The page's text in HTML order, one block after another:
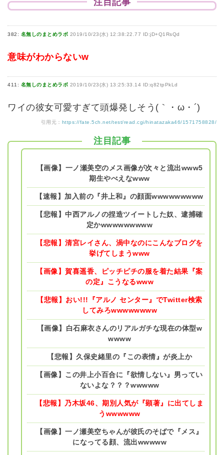
注目記事
382: 名無しのまとめラボ 2019/10/23(水) 12:38:22.77 ID:jD+Q1RsQd
意味がわからないw
411: 名無しのまとめラボ 2019/10/23(水) 13:25:33.14 ID:q82tpPkLd
ワイの彼女可愛すぎて頭爆発しそう(｀・ω・´)
引用元： https://fate.5ch.net/test/read.cgi/hinatazaka46/1571758828/
注目記事
【画像】一ノ瀬美空のメス画像が次々と流出www5
期生やべえなwww
【速報】加入前の『井上和』の顔面wwwwwwwww
【悲報】中西アルノの捏造ツイートした奴、逮捕確
定かwwwwwwwww
【悲報】清宮レイさん、渦中なのにこんなブログを
挙げてしまうwww
【画像】賀喜遥香、ピッチピチの服を着た結果『案
の定』こうなるwww
【悲報】おい!!!『アルノ センター』でTwitter検索
してみろwwwwwwww
【画像】白石麻衣さんのリアルガチな現在の体型w
wwww
【悲報】久保史緒里の『この表情』が炎上か
【画像】この井上小百合に『欲情しない』男ってい
ないよな？？？wwwww
【悲報】乃木坂46、期別人気が『顕著』に出てしま
うwwwwww
【画像】一ノ瀬美空ちゃんが彼氏のそばで『メス』
になってる顔、流出wwwww